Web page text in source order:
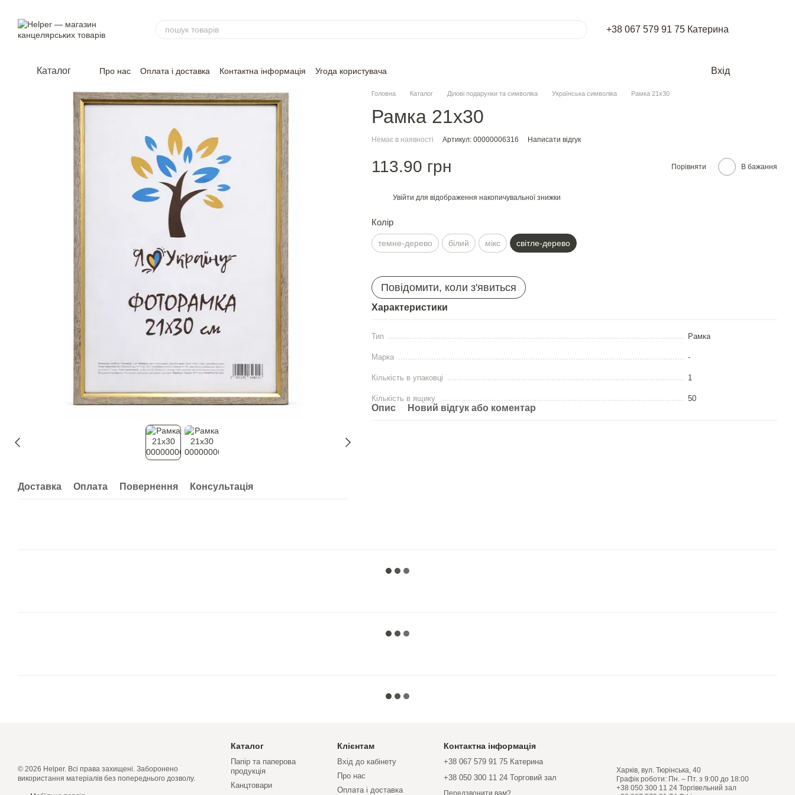
+38 067 579 91 75 Катерина
Каталог Про нас Оплата і доставка Контактна інформація Угода користувача Вхід
Доставка Оплата Повернення Консультація
Головна Каталог Ділові подарунки та символіка Українська символіка Рамка 21х30
Рамка 21х30
Немає в наявності Артикул: 00000006316 Написати відгук
113.90 грн Порівняти В бажання
Увійти для відображення накопичувальної знижки
Колір
темне-дерево білий мiкс світле-дерево
Повідомити, коли з'явиться
Характеристики
Тип Рамка
Марка -
Кількість в упаковці 1
Кількість в ящику 50
Опис Новий відгук або коментар
© 2026 Helper. Всі права захищені. Заборонено
використання матеріалів без попереднього дозволу.
Каталог
Папір та паперова
продукція
Канцтовари
Клієнтам
Вхід до кабінету
Про нас
Оплата і доставка
Контактна інформація
+38 067 579 91 75 Катерина
+38 050 300 11 24 Торговий зал
Харків, вул. Тюрінська, 40
Графік роботи: Пн. – Пт. з 9:00 до 18:00
+38 050 300 11 24 Торгівельний зал